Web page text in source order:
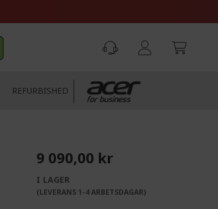
REFURBISHED
9 090,00 kr
I LAGER
(LEVERANS 1-4 ARBETSDAGAR)